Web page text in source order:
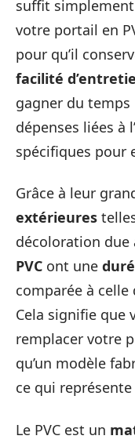
suffit
votre portail en
pour qu’il
facilité
gagner du temps
dépenses liées à
spécifiques pour
Grâce à leur
extérieures
décoloration due
PVC ont une
comparée à
Cela signifie que
remplacer votre
qu’un modèle
ce qui
Le PVC est un